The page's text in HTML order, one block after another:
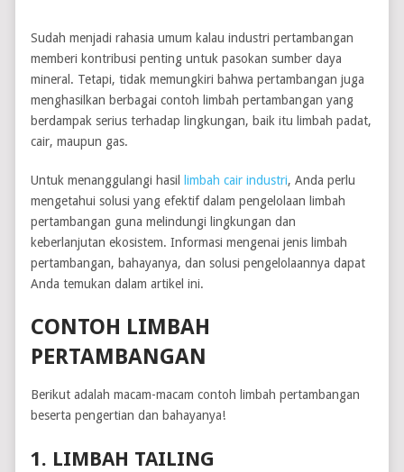
Sudah menjadi rahasia umum kalau industri pertambangan
memberi kontribusi penting untuk pasokan sumber daya
mineral. Tetapi, tidak memungkiri bahwa pertambangan juga
menghasilkan berbagai contoh limbah pertambangan yang
berdampak serius terhadap lingkungan, baik itu limbah padat,
cair, maupun gas.
Untuk menanggulangi hasil limbah cair industri, Anda perlu
mengetahui solusi yang efektif dalam pengelolaan limbah
pertambangan guna melindungi lingkungan dan
keberlanjutan ekosistem. Informasi mengenai jenis limbah
pertambangan, bahayanya, dan solusi pengelolaannya dapat
Anda temukan dalam artikel ini.
CONTOH LIMBAH
PERTAMBANGAN
Berikut adalah macam-macam contoh limbah pertambangan
beserta pengertian dan bahayanya!
1. LIMBAH TAILING